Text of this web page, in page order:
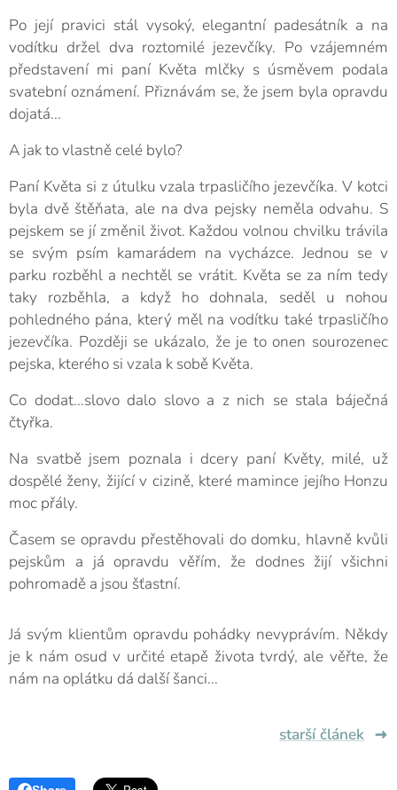
Po její pravici stál vysoký, elegantní padesátník a na
vodítku držel dva roztomilé jezevčíky. Po vzájemném
představení mi paní Květa mlčky s úsměvem podala
svatební oznámení. Přiznávám se, že jsem byla opravdu
dojatá...
A jak to vlastně celé bylo?
Paní Květa si z útulku vzala trpasličího jezevčíka. V kotci
byla dvě štěňata, ale na dva pejsky neměla odvahu. S
pejskem se jí změnil život. Každou volnou chvilku trávila
se svým psím kamarádem na vycházce. Jednou se v
parku rozběhl a nechtěl se vrátit. Květa se za ním tedy
taky rozběhla, a když ho dohnala, seděl u nohou
pohledného pána, který měl na vodítku také trpasličího
jezevčíka. Později se ukázalo, že je to onen sourozenec
pejska, kterého si vzala k sobě Květa.
Co dodat...slovo dalo slovo a z nich se stala báječná
čtyřka.
Na svatbě jsem poznala i dcery paní Květy, milé, už
dospělé ženy, žijící v cizině, které mamince jejího Honzu
moc přály.
Časem se opravdu přestěhovali do domku, hlavně kvůli
pejskům a já opravdu věřím, že dodnes žijí všichni
pohromadě a jsou šťastní.
Já svým klientům opravdu pohádky nevyprávím. Někdy
je k nám osud v určité etapě života tvrdý, ale věřte, že
nám na oplátku dá další šanci...
starší článek